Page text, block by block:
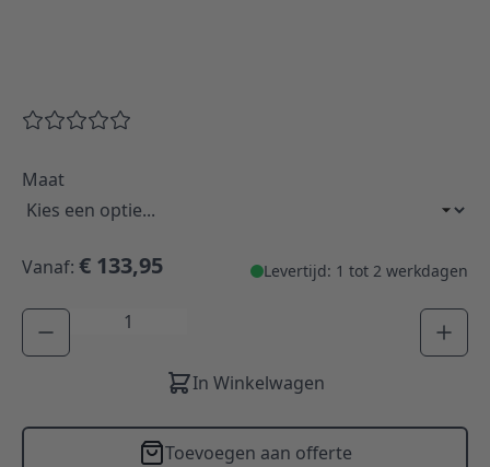
Maat
Vanaf: € 133,95 Levertijd: 1 tot 2 werkdagen
Aantal
In Winkelwagen
Toevoegen aan offerte